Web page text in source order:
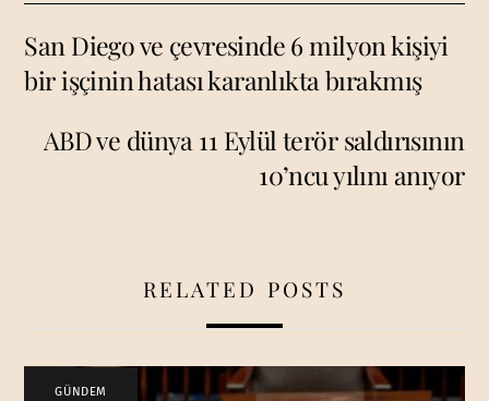
San Diego ve çevresinde 6 milyon kişiyi
bir işçinin hatası karanlıkta bırakmış
ABD ve dünya 11 Eylül terör saldırısının
10’ncu yılını anıyor
RELATED POSTS
GÜNDEM